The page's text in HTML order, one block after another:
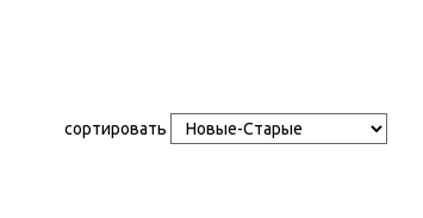
сортировать